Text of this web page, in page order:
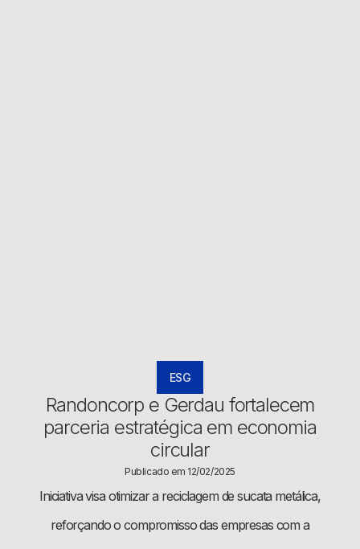
ESG
Randoncorp e Gerdau fortalecem
parceria estratégica em economia
circular
Publicado em 12/02/2025
Iniciativa visa otimizar a reciclagem de sucata metálica,
reforçando o compromisso das empresas com a